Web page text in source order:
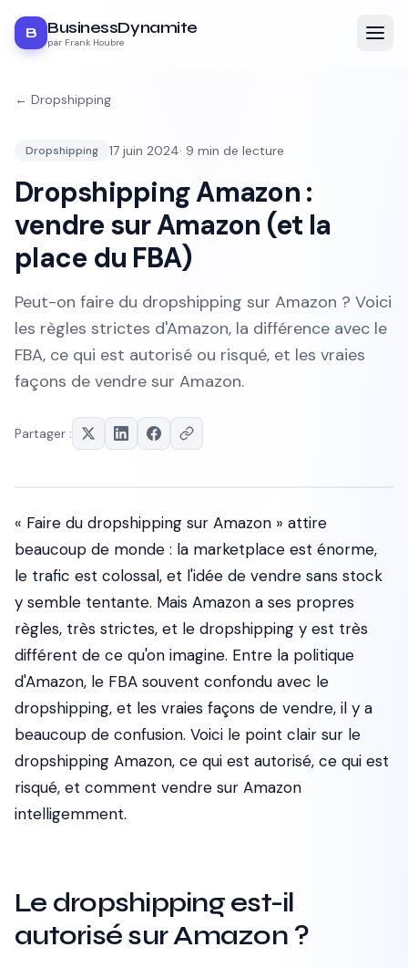
B BusinessDynamite
par Frank Houbre
← Dropshipping
Dropshipping 17 juin 2024· 9 min de lecture
Dropshipping Amazon :
vendre sur Amazon (et la
place du FBA)
Peut-on faire du dropshipping sur Amazon ? Voici
les règles strictes d'Amazon, la différence avec le
FBA, ce qui est autorisé ou risqué, et les vraies
façons de vendre sur Amazon.
Partager :
« Faire du dropshipping sur Amazon » attire
beaucoup de monde : la marketplace est énorme,
le trafic est colossal, et l'idée de vendre sans stock
y semble tentante. Mais Amazon a ses propres
règles, très strictes, et le dropshipping y est très
différent de ce qu'on imagine. Entre la politique
d'Amazon, le FBA souvent confondu avec le
dropshipping, et les vraies façons de vendre, il y a
beaucoup de confusion. Voici le point clair sur le
dropshipping Amazon, ce qui est autorisé, ce qui est
risqué, et comment vendre sur Amazon
intelligemment.
Le dropshipping est-il
autorisé sur Amazon ?